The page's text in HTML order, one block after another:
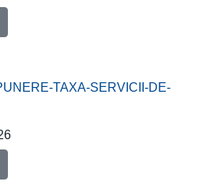
TAXA-SERVICII-DE-